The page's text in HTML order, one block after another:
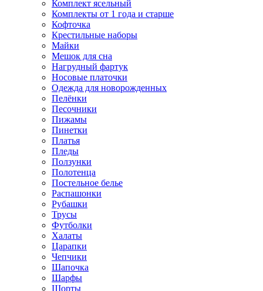
Комплект ясельный
Комплекты от 1 года и старше
Кофточка
Крестильные наборы
Майки
Мешок для сна
Нагрудный фартук
Носовые платочки
Одежда для новорожденных
Пелёнки
Песочники
Пижамы
Пинетки
Платья
Пледы
Ползунки
Полотенца
Постельное белье
Распашонки
Рубашки
Трусы
Футболки
Халаты
Царапки
Чепчики
Шапочка
Шарфы
Шорты